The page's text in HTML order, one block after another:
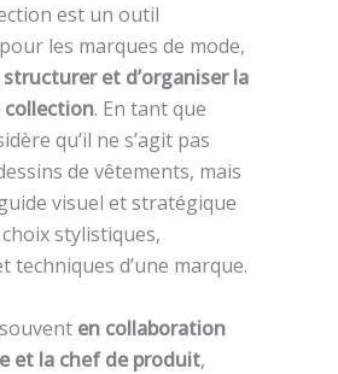
est un outil
les marques de mode,
structurer et d’organiser la
collection. En tant que
qu’il ne s’agit pas
de vêtements, mais
visuel et stratégique
stylistiques,
techniques d’une marque.
en collaboration
et la chef de produit,